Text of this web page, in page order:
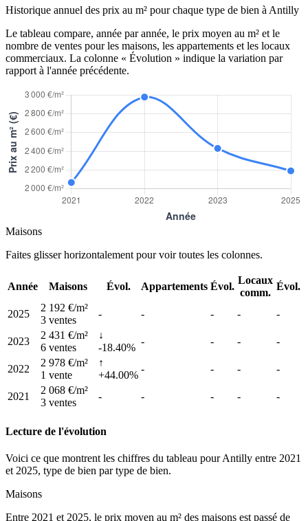
Historique annuel des prix au m² pour chaque type de bien à Antilly
Le tableau compare, année par année, le prix moyen au m² et le
nombre de ventes pour les maisons, les appartements et les locaux
commerciaux. La colonne « Évolution » indique la variation par
rapport à l'année précédente.
Maisons
Faites glisser horizontalement pour voir toutes les colonnes.
Année Maisons Évol. Appartements Évol.
Locaux
comm.
Évol.
2025
2 192 €/m²
3 ventes
- - - - -
2023
2 431 €/m²
6 ventes
↓
-18.40%
- - - -
2022
2 978 €/m²
1 vente
↑
+44.00%
- - - -
2021
2 068 €/m²
3 ventes
- - - - -
Lecture de l'évolution
Voici ce que montrent les chiffres du tableau pour Antilly entre 2021
et 2025, type de bien par type de bien.
Maisons
Entre 2021 et 2025, le prix moyen au m² des maisons est passé de